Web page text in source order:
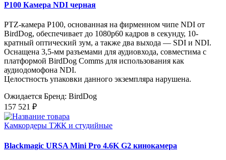
P100 Камера NDI черная
PTZ-камера P100, основанная на фирменном чипе NDI от
BirdDog, обеспечивает до 1080p60 кадров в секунду, 10-
кратный оптический зум, а также два выхода — SDI и NDI.
Оснащена 3,5-мм разъемами для аудиовхода, совместима с
платформой BirdDog Comms для использования как
аудиодомофона NDI.
Целостность упаковки данного экземпляра нарушена.
Ожидается Бренд: BirdDog
157 521 ₽
Камкордеры ТЖК и студийные
Blackmagic URSA Mini Pro 4.6K G2 кинокамера